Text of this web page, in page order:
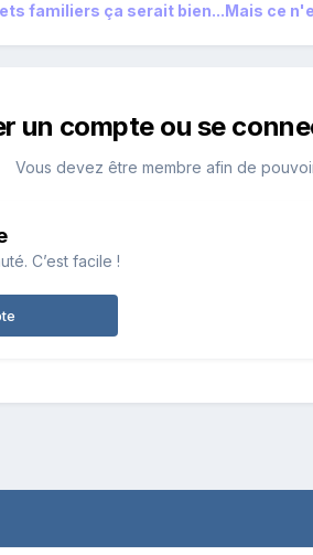
familiers ça serait bien...Mais ce
un compte ou se
Vous devez être membre afin de
C’est facile !